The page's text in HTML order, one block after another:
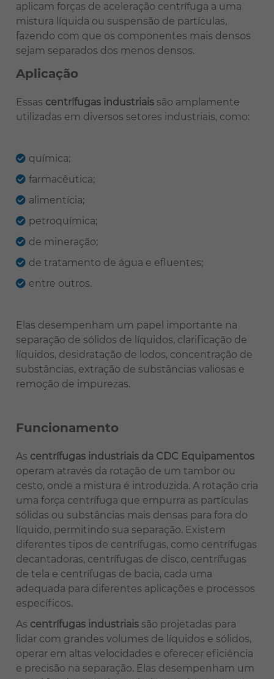
aplicam forças de aceleração centrífuga a uma
mistura líquida ou suspensão de partículas,
fazendo com que os componentes mais densos
sejam separados dos menos densos.
Aplicação
Essas centrífugas industriais são amplamente
utilizadas em diversos setores industriais, como:
química;
farmacêutica;
alimentícia;
petroquímica;
de mineração;
de tratamento de água e efluentes;
entre outros.
Elas desempenham um papel importante na
separação de sólidos de líquidos, clarificação de
líquidos, desidratação de lodos, concentração de
substâncias, extração de substâncias valiosas e
remoção de impurezas.
Funcionamento
As centrífugas industriais da CDC Equipamentos
operam através da rotação de um tambor ou
cesto, onde a mistura é introduzida. A rotação cria
uma força centrífuga que empurra as partículas
sólidas ou substâncias mais densas para fora do
líquido, permitindo sua separação. Existem
diferentes tipos de centrífugas, como centrífugas
decantadoras, centrífugas de disco, centrífugas
de tela e centrífugas de bacia, cada uma
adequada para diferentes aplicações e processos
específicos.
As centrífugas industriais são projetadas para
lidar com grandes volumes de líquidos e sólidos,
operar em altas velocidades e oferecer eficiência
e precisão na separação. Elas desempenham um